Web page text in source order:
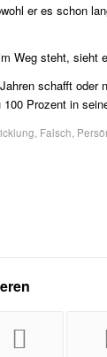
er es schon
Weg steht, sieht
schafft
Prozent in
Falsch